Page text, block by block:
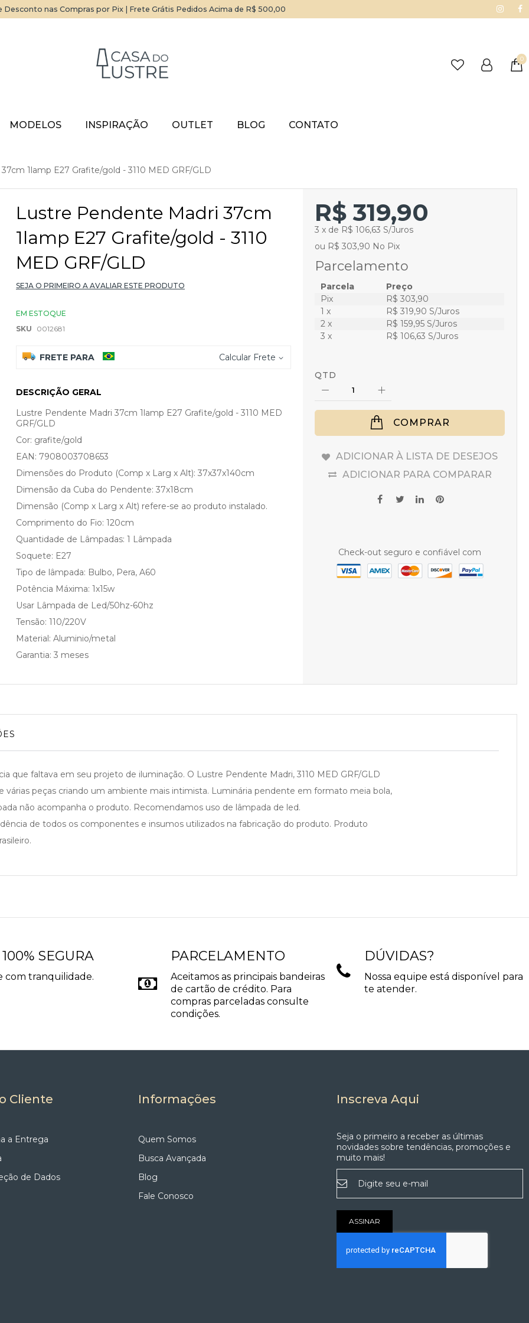
Desconto nas Compras por Pix | Frete Grátis Pedidos Acima de R$ 500,00
0
MODELOS INSPIRAÇÃO OUTLET BLOG CONTATO
1lamp E27 Grafite/gold - 3110 MED GRF/GLD
Lustre Pendente Madri 37cm
1lamp E27 Grafite/gold - 3110
MED GRF/GLD
SEJA O PRIMEIRO A AVALIAR ESTE PRODUTO
EM ESTOQUE
SKU
0012681
FRETE PARA Calcular Frete
DESCRIÇÃO GERAL
Lustre Pendente Madri 37cm 1lamp E27 Grafite/gold - 3110 MED
GRF/GLD
Cor: grafite/gold
EAN: 7908003708653
Dimensões do Produto (Comp x Larg x Alt): 37x37x140cm
Dimensão da Cuba do Pendente: 37x18cm
Dimensão (Comp x Larg x Alt) refere-se ao produto instalado.
Comprimento do Fio: 120cm
Quantidade de Lâmpadas: 1 Lâmpada
Soquete: E27
Tipo de lâmpada: Bulbo, Pera, A60
Potência Máxima: 1x15w
Usar Lâmpada de Led/50hz-60hz
Tensão: 110/220V
Material: Aluminio/metal
Garantia: 3 meses
R$ 319,90
3 x de R$ 106,63 S/Juros
ou R$ 303,90 No Pix
Parcelamento
Parcela
Preço
Pix
R$ 303,90
1 x
R$ 319,90 S/Juros
2 x
R$ 159,95 S/Juros
3 x
R$ 106,63 S/Juros
QTD
COMPRAR
ADICIONAR À LISTA DE DESEJOS
ADICIONAR PARA COMPARAR
Check-out seguro e confiável com
que faltava em seu projeto de iluminação. O Lustre Pendente Madri, 3110 MED GRF/GLD
peças criando um ambiente mais intimista. Luminária pendente em formato meia bola,
não acompanha o produto. Recomendamos uso de lâmpada de led.
de todos os componentes e insumos utilizados na fabricação do produto. Produto
SEGURA
com tranquilidade.
PARCELAMENTO
Aceitamos as principais bandeiras
de cartão de crédito. Para
compras parceladas consulte
condições.
DÚVIDAS?
Nossa equipe está disponível para
te atender.
Cliente
a Entrega
de Dados
Informações
Quem Somos
Busca Avançada
Blog
Fale Conosco
Inscreva Aqui
Seja o primeiro a receber as últimas
novidades sobre tendências, promoções e
muito mais!
se
Newsletter:
ASSINAR